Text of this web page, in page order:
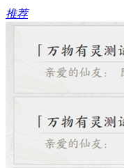
推荐